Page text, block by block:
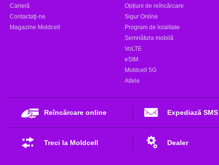
Carieră
Contactaţi-ne
Magazine Moldcell
Opțiuni de reîncărcare
Sigur Online
Program de loialitate
Semnătura mobilă
VoLTE
eSIM
Moldcell 5G
Altele
Reîncărcare online Expediază SMS
Treci la Moldcell Dealer